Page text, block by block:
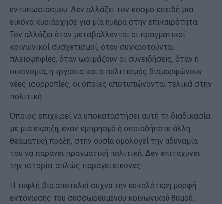
εντυπωσιασμού. Δεν αλλάζει τον κόσμο επειδή μια
εικόνα κυριάρχησε για μία ημέρα στην επικαιρότητα.
Τον αλλάζει όταν μεταβάλλονται οι πραγματικοί
κοινωνικοί συσχετισμοί, όταν συγκροτούνται
πλειοψηφίες, όταν ωριμάζουν οι συνειδήσεις, όταν η
οικονομία, η εργασία και ο πολιτισμός διαμορφώνουν
νέες ισορροπίες, οι οποίες αποτυπώνονται τελικά στην
πολιτική.
Όποιος επιχειρεί να υποκαταστήσει αυτή τη διαδικασία
με μια έκρηξη, έναν εμπρησμό ή οποιαδήποτε άλλη
θεαματική πράξη, στην ουσία ομολογεί την αδυναμία
του να παράγει πραγματική πολιτική. Δεν επιταχύνει
την ιστορία· απλώς παράγει εικόνες.
Η τυφλή βία αποτελεί συχνά την ευκολότερη μορφή
εκτόνωσης του συσσωρευμένου κοινωνικού θυμού.